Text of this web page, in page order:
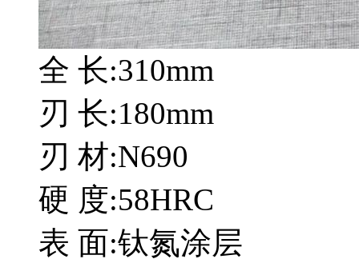
全 长:310mm
刃 长:180mm
刃 材:N690
硬 度:58HRC
表 面:钛氮涂层